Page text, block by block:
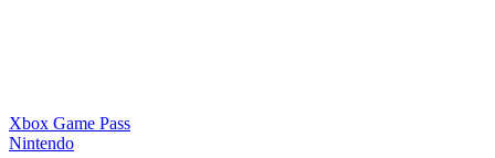
Xbox Game Pass
Nintendo